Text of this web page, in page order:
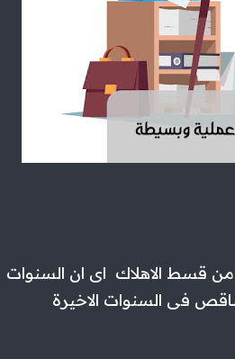
من قسط الاهلاك اى ان السنوات
فى السنوات الاخيرة